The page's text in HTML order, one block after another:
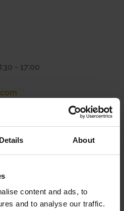
Details About
content and ads, to
and to analyse our traffic.
- 17:00